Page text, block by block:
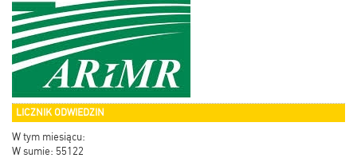
LICZNIK ODWIEDZIN
W tym miesiącu:
W sumie: 55122